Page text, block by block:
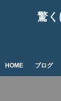
驚
HOME ブログ